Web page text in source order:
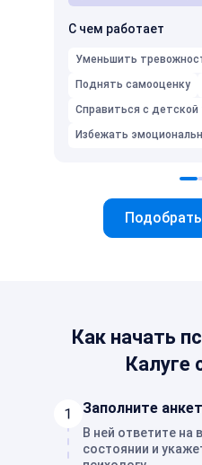
С чем работает
Уменьшить
Поднять самооценку
Справиться с детской
Избежать
Как начать
Калуге
Заполните
В ней ответите
состоянии и